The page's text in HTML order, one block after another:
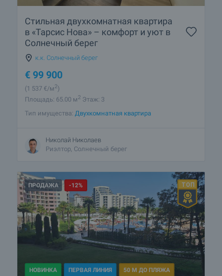
Стильная двухкомнатная квартира
в «Тарсис Нова» – комфорт и уют в
Солнечный берег
к.к. Солнечный берег
€ 99 900
(1 537 €/м2)
Площадь: 65.00 м2 Этаж: 3
Тип имущества: Двухкомнатная квартира
Николай Николаев
Риэлтор, Солнечный берег
ПРОДАЖА -12%
НОВИНКА ПЕРВАЯ ЛИНИЯ 50 М ДО ПЛЯЖА